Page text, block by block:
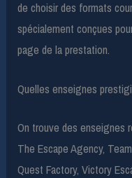
de choisir des formats
spécialement conçues
page de la prestation.
Quelles enseignes
On trouve des enseignes
The Escape Agency,
Quest Factory, Victory